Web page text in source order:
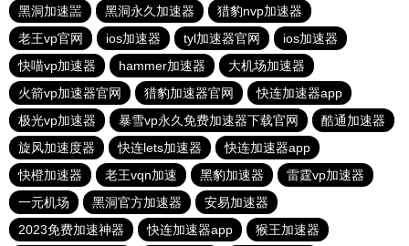
黑洞加速噐
黑洞永久加速器
猎豹nvp加速器
老王vp官网
ios加速器 tyl加速器官网
ios加速器
快喵vp加速器
hammer加速器
大机场加速器
火箭vp加速器官网
猎豹加速器官网
快连加速器app
极光vp加速器
暴雪vp永久免费加速器下载官网
酷通加速器
旋风加速度器
快连lets加速器
快连加速器app
快橙加速器
老王vqn加速 黑豹加速器
雷霆vp加速器
一元机场
黑洞官方加速器
安易加速器
2023免费加速神器
快连加速器app 猴王加速器